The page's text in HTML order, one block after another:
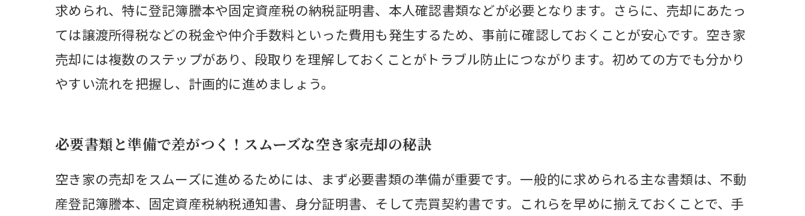
求められ、特に登記簿謄本や固定資産税の納税証明書、本人確認書類などが必要となります。さらに、売却にあたっ
ては譲渡所得税などの税金や仲介手数料といった費用も発生するため、事前に確認しておくことが安心です。空き家
売却には複数のステップがあり、段取りを理解しておくことがトラブル防止につながります。初めての方でも分かり
やすい流れを把握し、計画的に進めましょう。
必要書類と準備で差がつく！スムーズな空き家売却の秘訣
空き家の売却をスムーズに進めるためには、まず必要書類の準備が重要です。一般的に求められる主な書類は、不動
産登記簿謄本、固定資産税納税通知書、身分証明書、そして売買契約書です。これらを早めに揃えておくことで、手